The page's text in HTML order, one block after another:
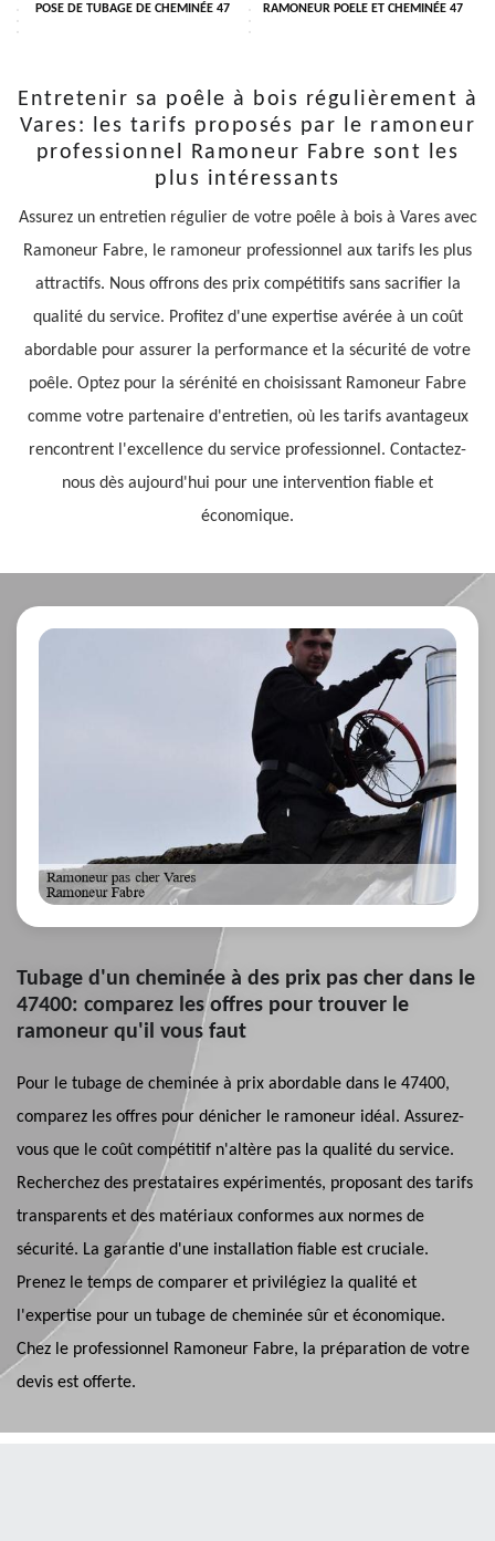
POSE DE TUBAGE DE CHEMINÉE 47 RAMONEUR POELE ET CHEMINÉE 47
Entretenir sa poêle à bois régulièrement à
Vares: les tarifs proposés par le ramoneur
professionnel Ramoneur Fabre sont les
plus intéressants
Assurez un entretien régulier de votre poêle à bois à Vares avec
Ramoneur Fabre, le ramoneur professionnel aux tarifs les plus
attractifs. Nous offrons des prix compétitifs sans sacrifier la
qualité du service. Profitez d'une expertise avérée à un coût
abordable pour assurer la performance et la sécurité de votre
poêle. Optez pour la sérénité en choisissant Ramoneur Fabre
comme votre partenaire d'entretien, où les tarifs avantageux
rencontrent l'excellence du service professionnel. Contactez-
nous dès aujourd'hui pour une intervention fiable et
économique.
Tubage d'un cheminée à des prix pas cher dans le
47400: comparez les offres pour trouver le
ramoneur qu'il vous faut
Pour le tubage de cheminée à prix abordable dans le 47400,
comparez les offres pour dénicher le ramoneur idéal. Assurez-
vous que le coût compétitif n'altère pas la qualité du service.
Recherchez des prestataires expérimentés, proposant des tarifs
transparents et des matériaux conformes aux normes de
sécurité. La garantie d'une installation fiable est cruciale.
Prenez le temps de comparer et privilégiez la qualité et
l'expertise pour un tubage de cheminée sûr et économique.
Chez le professionnel Ramoneur Fabre, la préparation de votre
devis est offerte.